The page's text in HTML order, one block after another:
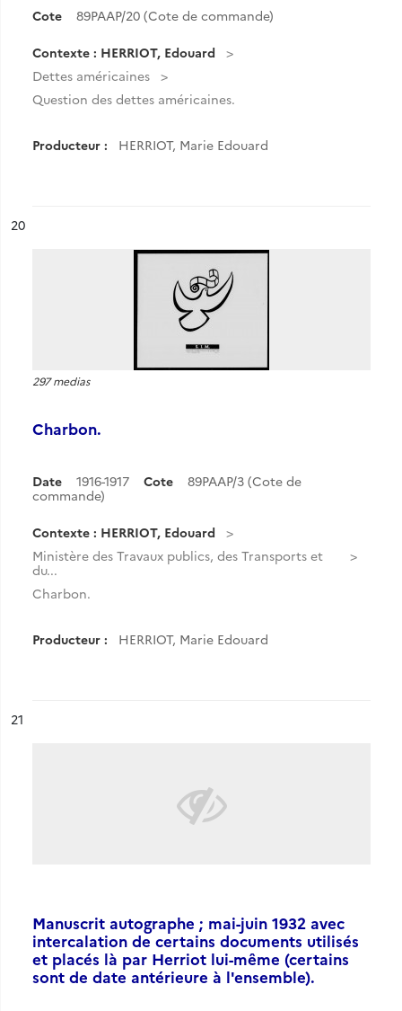
Cote 89PAAP/20 (Cote de commande)
Contexte : HERRIOT, Edouard
Dettes américaines
Question des dettes américaines.
Producteur : HERRIOT, Marie Edouard
n°
20
297 medias
Charbon.
Date 1916-1917 Cote
89PAAP/3 (Cote de
commande)
Contexte : HERRIOT, Edouard
Ministère des Travaux publics, des Transports et
du...
Charbon.
Producteur : HERRIOT, Marie Edouard
n°
21
Manuscrit autographe ; mai-juin 1932 avec
intercalation de certains documents utilisés
et placés là par Herriot lui-même (certains
sont de date antérieure à l'ensemble).